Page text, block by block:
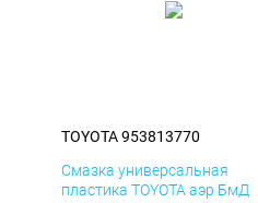
TOYOTA 953813770
Смазка универсальная
пластика TOYOTA аэр БмД